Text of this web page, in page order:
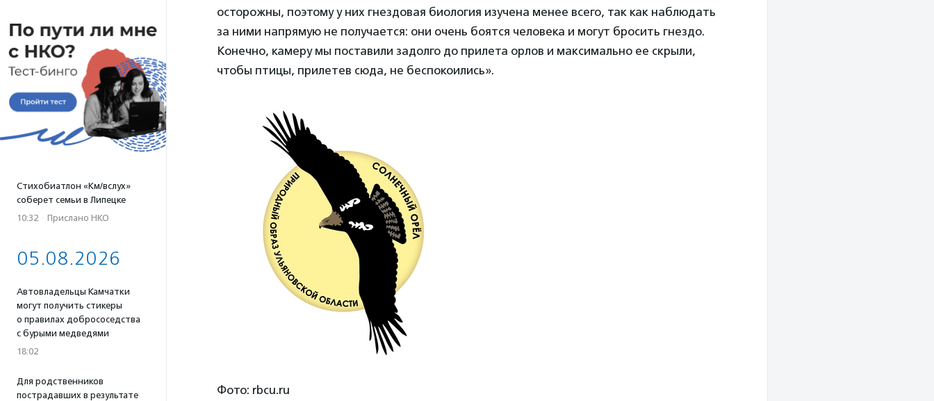
Стихобиатлон «Км/вслух»
соберет семьи в Липецке
10:32 · Прислано НКО
05.08.2026
Автовладельцы Камчатки
могут получить стикеры
о правилах добрососедства
с бурыми медведями
18:02
Для родственников
пострадавших в результате
осторожны, поэтому у них гнездовая биология изучена менее всего, так как наблюдать
за ними напрямую не получается: они очень боятся человека и могут бросить гнездо.
Конечно, камеру мы поставили задолго до прилета орлов и максимально ее скрыли,
чтобы птицы, прилетев сюда, не беспокоились».
Фото: rbcu.ru